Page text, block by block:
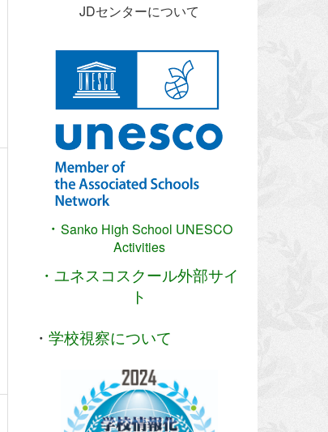
JDセンターについて
・Sanko High School UNESCO
Activities
・ユネスコスクール外部サイ
ト
・ 学校視察について